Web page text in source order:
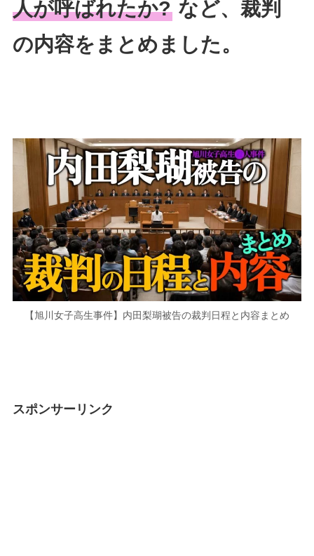
人が呼ばれたか?など、裁判
の内容をまとめました。
【旭川女子高生事件】内田梨瑚被告の裁判日程と内容まとめ
スポンサーリンク